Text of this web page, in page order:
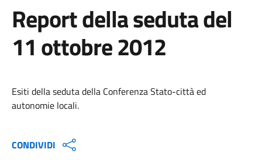
Report della seduta del
11 ottobre 2012
Esiti della seduta della Conferenza Stato-città ed
autonomie locali.
CONDIVIDI